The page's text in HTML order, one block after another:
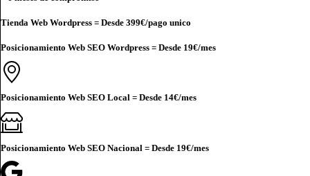
Tienda Web Wordpress = Desde 399€/pago unico
Posicionamiento Web SEO Wordpress = Desde 19€/mes
Posicionamiento Web SEO Local = Desde 14€/mes
Posicionamiento Web SEO Nacional = Desde 19€/mes